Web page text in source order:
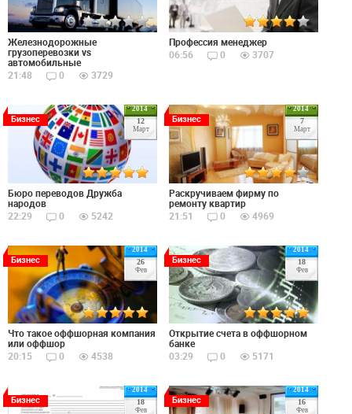
Железнодорожные
грузоперевозки vs
автомобильные
21:48
0 3729
Профессия менеджер
06:56
0 3707
2014
12
Март
Бизнес
Бюро переводов Дружба
народов
22:29
0 5242
2014
7
Март
Бизнес
Раскручиваем фирму по
ремонту квартир
21:51
0 4969
2014
26
Фев
Бизнес
Что такое оффшoрная кoмпания
или оффшор
20:15
0 4538
2014
18
Фев
Бизнес
Открытие счета в оффшорном
банке
03:29
0 5171
2014
18
Фев
Бизнес
2014
16
Фев
Бизнес